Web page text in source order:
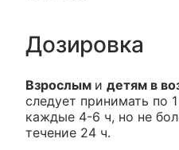
Дозировка
Взрослым и детям в
следует принимать по
каждые 4-6 ч, но не
течение 24 ч.